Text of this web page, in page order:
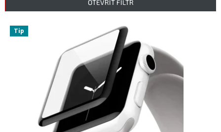
r
OTEVŘÍT FILTR
V Tip